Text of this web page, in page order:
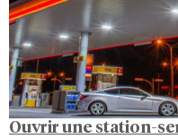
Ouvrir une station-